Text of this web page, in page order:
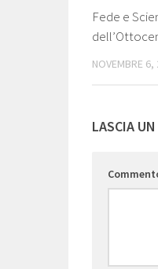
Fede e
NOVEMBRE
LASCIA